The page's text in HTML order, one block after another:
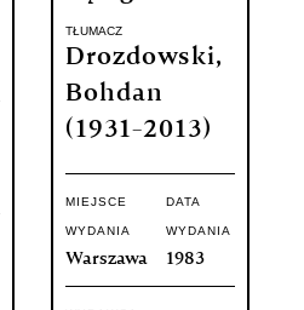
TŁUMACZ
Drozdowski,
Bohdan
(1931-2013)
MIEJSCE
WYDANIA
Warszawa
DATA
WYDANIA
1983